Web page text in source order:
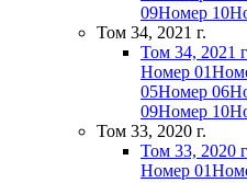
09Номер 10
Том 34, 2021 г.
Том 34, 2021
Номер 01
05Номер 06
09Номер 10
Том 33, 2020 г.
Том 33, 2020
Номер 01